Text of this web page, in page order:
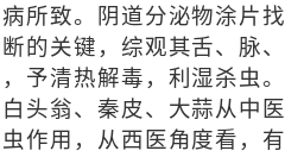
所致。阴道分泌物涂片找
的关键，综观其舌、脉、
予清热解毒，利湿杀虫。
头翁、秦皮、大蒜从中医
作用，从西医角度看，有